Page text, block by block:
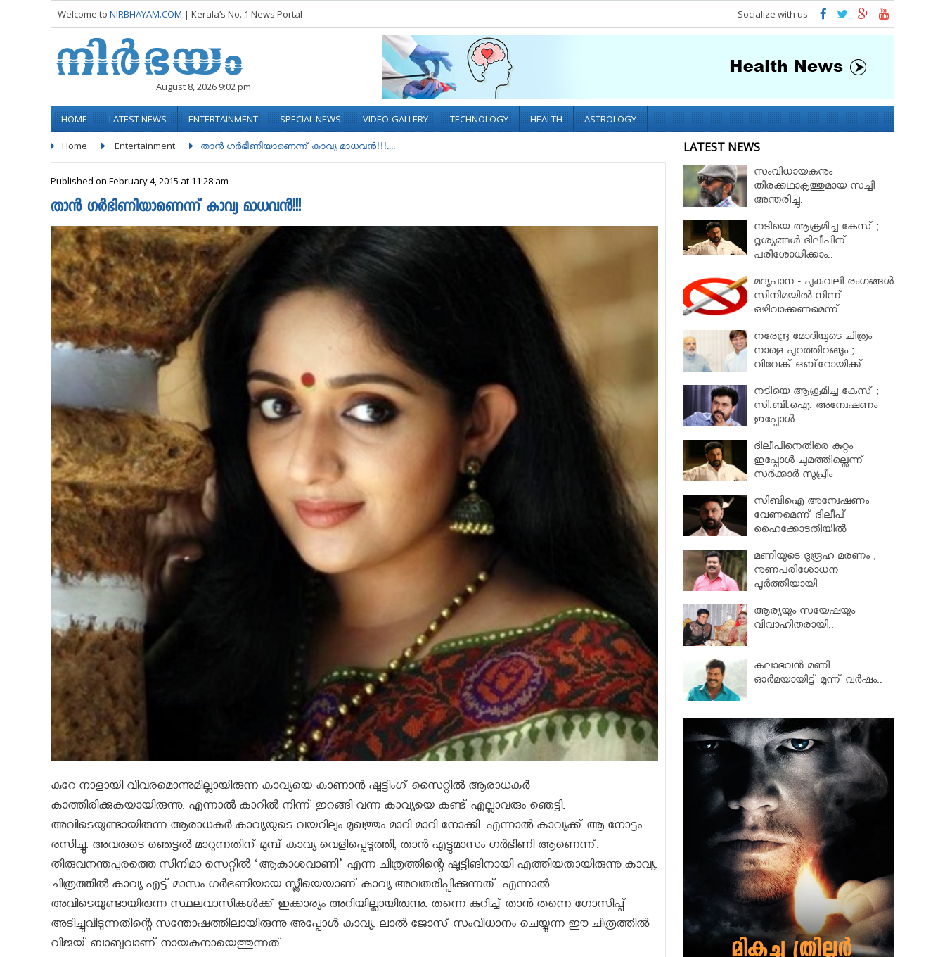
Welcome to NIRBHAYAM.COM | Kerala’s No. 1 News Portal Socialize with us
August 8, 2026 9:02 pm
HOME LATEST NEWS ENTERTAINMENT SPECIAL NEWS VIDEO-GALLERY TECHNOLOGY HEALTH ASTROLOGY
Home Entertainment താൻ ഗർഭിണിയാണെന്ന് കാവ്യ മാധവൻ!!!....
Published on February 4, 2015 at 11:28 am
താൻ ഗർഭിണിയാണെന്ന് കാവ്യ മാധവൻ!!!
കുറേ നാളായി വിവരമൊന്നുമില്ലായിരുന്ന കാവ്യയെ കാണാൻ ഷൂട്ടിംഗ് സൈറ്റിൽ ആരാധകർ
കാത്തിരിക്കുകയായിരുന്നു. എന്നാൽ കാറില്‍ നിന്ന് ഇറങ്ങി വന്ന കാവ്യയെ കണ്ട് എല്ലാവരും ഞെട്ടി.
അവിടെയുണ്ടായിരുന്ന ആരാധകർ കാവ്യയുടെ വയറിലും മുഖത്തും മാറി മാറി നോക്കി. എന്നാൽ കാവ്യക്ക് ആ നോട്ടം
രസിച്ചു. അവരുടെ ഞെട്ടല്‍ മാറുന്നതിന് മുമ്പ് കാവ്യ വെളിപ്പെടുത്തി, താൻ എട്ടുമാസം ഗർഭിണി ആണെന്ന്.
തിരുവനന്തപുരത്തെ സിനിമാ സെറ്റില്‍ ‘ആകാശവാണി’ എന്ന ചിത്രത്തിന്റെ ഷൂട്ടിങിനായി എത്തിയതായിരുന്നു കാവ്യ.
ചിത്രത്തിൽ കാവ്യ എട്ട് മാസം ഗര്‍ഭണിയായ സ്ത്രീയെയാണ് കാവ്യ അവതരിപ്പിക്കുന്നത്. എന്നാൽ
അവിടെയുണ്ടായിരുന്ന സ്ഥലവാസികൾക്ക്‌ ഇക്കാര്യം അറിയില്ലായിരുന്നു. തന്നെ കുറിച്ച് താന്‍ തന്നെ ഗോസിപ്പ്
അടിച്ചുവിടുന്നതിന്റെ സന്തോഷത്തിലായിരുന്നു അപ്പോൾ കാവ്യ. ലാല്‍ ജോസ് സംവിധാനം ചെയ്യുന്ന ഈ ചിത്രത്തില്‍
വിജയ് ബാബുവാണ് നായകനായെത്തുന്നത്.
LATEST NEWS
സംവിധായകനും
തിരക്കഥാകൃത്തുമായ സച്ചി
അന്തരിച്ചു.
നടിയെ ആക്രമിച്ച കേസ് ;
ദൃശ്യങ്ങള്‍ ദിലീപിന്
പരിശോധിക്കാം..
സുപ്രീംകോടതി തള്ളി!!
മദ്യപാന - പുകവലി രംഗങ്ങള്‍
സിനിമയില്‍ നിന്ന്
ഒഴിവാക്കണമെന്ന്
നരേന്ദ്ര മോദിയുടെ ചിത്രം
നാളെ പുറത്തിറങ്ങും ;
വിവേക് ഒബ്‌റോയിക്ക്
നടിയെ ആക്രമിച്ച കേസ് ;
സി.ബി.ഐ. അന്വേഷണം
ഇപ്പോള്‍
ഹൈക്കോടതി
ദിലീപിനെതിരെ കുറ്റം
ഇപ്പോൾ ചുമത്തില്ലെന്ന്
സര്‍ക്കാര്‍ സുപ്രീം
നടിയെ ആക്രമിച്ച കേസ്
സിബിഐ അന്വേഷണം
വേണമെന്ന് ദിലീപ്
ഹൈക്കോടതിയിൽ
മണിയുടെ ദുരൂഹ മരണം ;
നുണപരിശോധന
പൂർത്തിയായി
ആര്യയും സയേഷയും
വിവാഹിതരായി..
കലാഭവൻ മണി
ഓര്‍മയായിട്ട് മൂന്ന് വര്‍ഷം..